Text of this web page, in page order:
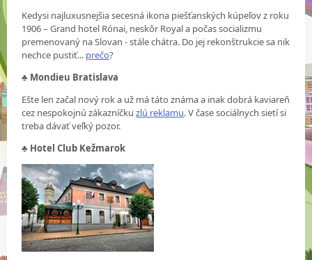
Kedysi najluxusnejšia secesná ikona piešťanských kúpeľov z roku
1906 – Grand hotel Rónai, neskôr Royal a počas socializmu
premenovaný na Slovan - stále chátra. Do jej rekonštrukcie sa nik
nechce pustiť... prečo?
♣ Mondieu Bratislava
Ešte len začal nový rok a už má táto známa a inak dobrá kaviareň
cez nespokojnú zákazníčkuzlú reklamu. V čase sociálnych sietí si
treba dávať veľký pozor.
♣ Hotel Club Kežmarok